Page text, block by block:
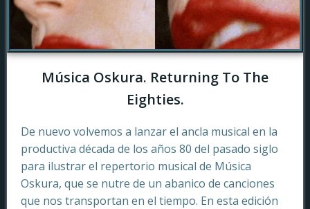
Música Oskura. Returning To The
Eighties.
De nuevo volvemos a lanzar el ancla musical en la
productiva década de los años 80 del pasado siglo
para ilustrar el repertorio musical de Música
Oskura, que se nutre de un abanico de canciones
que nos transportan en el tiempo. En esta edición